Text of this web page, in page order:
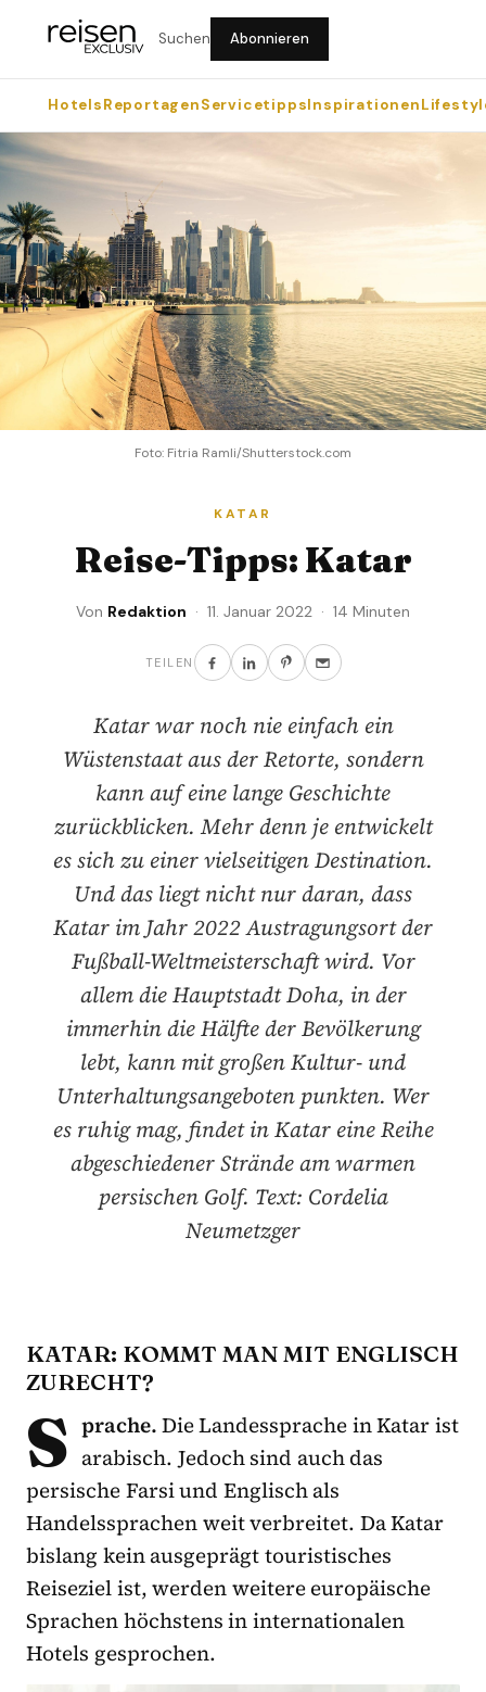
Suchen Abonnieren
HotelsReportagenServicetippsInspirationen
Foto: Fitria Ramli/Shutterstock.com
KATAR
Reise-Tipps: Katar
Von Redaktion · 11. Januar 2022 · 14 Minuten
TEILEN
Katar war noch nie einfach ein
Wüstenstaat aus der Retorte, sondern
kann auf eine lange Geschichte
zurückblicken. Mehr denn je entwickelt
es sich zu einer vielseitigen Destination.
Und das liegt nicht nur daran, dass
Katar im Jahr 2022 Austragungsort der
Fußball-Weltmeisterschaft wird. Vor
allem die Hauptstadt Doha, in der
immerhin die Hälfte der Bevölkerung
lebt, kann mit großen Kultur- und
Unterhaltungsangeboten punkten. Wer
es ruhig mag, findet in Katar eine Reihe
abgeschiedener Strände am warmen
persischen Golf. Text: Cordelia
Neumetzger
KATAR: KOMMT MAN MIT ENGLISCH
ZURECHT?
S prache.Die Landessprache in Katar ist
arabisch. Jedoch sind auch das
persische Farsi und Englisch als
Handelssprachen weit verbreitet. Da Katar
bislang kein ausgeprägt touristisches
Reiseziel ist, werden weitere europäische
Sprachen höchstens in internationalen
Hotels gesprochen.